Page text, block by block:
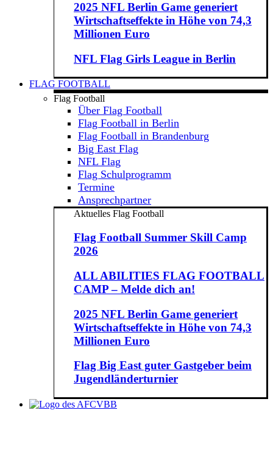
2025 NFL Berlin Game generiert
Wirtschaftseffekte in Höhe von 74,3
Millionen Euro
NFL Flag Girls League in Berlin
FLAG FOOTBALL
Flag Football
Über Flag Football
Flag Football in Berlin
Flag Football in Brandenburg
Big East Flag
NFL Flag
Flag Schulprogramm
Termine
Ansprechpartner
Aktuelles Flag Football
Flag Football Summer Skill Camp
2026
ALL ABILITIES FLAG FOOTBALL
CAMP – Melde dich an!
2025 NFL Berlin Game generiert
Wirtschaftseffekte in Höhe von 74,3
Millionen Euro
Flag Big East guter Gastgeber beim
Jugendländerturnier